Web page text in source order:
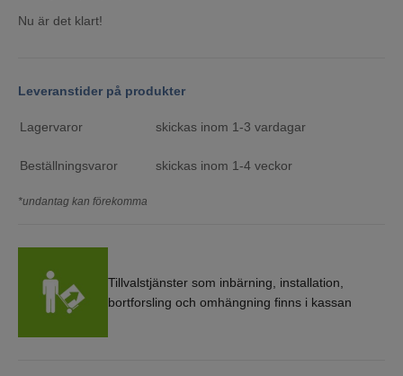
Nu är det klart!
Leveranstider på produkter
Lagervaror skickas inom 1-3 vardagar
Beställningsvaror skickas inom 1-4 veckor
*undantag kan förekomma
Tillvalstjänster som inbärning, installation,
bortforsling och omhängning finns i kassan